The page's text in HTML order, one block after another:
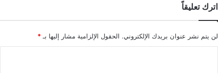
اترك تعليقاً
لن يتم نشر عنوان بريدك الإلكتروني. الحقول الإلزامية مشار إليها بـ *